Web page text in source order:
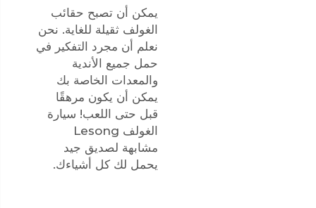
يمكن أن تصبح حقائب
الغولف ثقيلة للغاية. نحن
نعلم أن مجرد التفكير في
حمل جميع الأندية
والمعدات الخاصة بك
يمكن أن يكون مرهقًا
قبل حتى اللعب! سيارة
الغولف Lesong
مشابهة لصديق جيد
يحمل لك كل أشياءك.